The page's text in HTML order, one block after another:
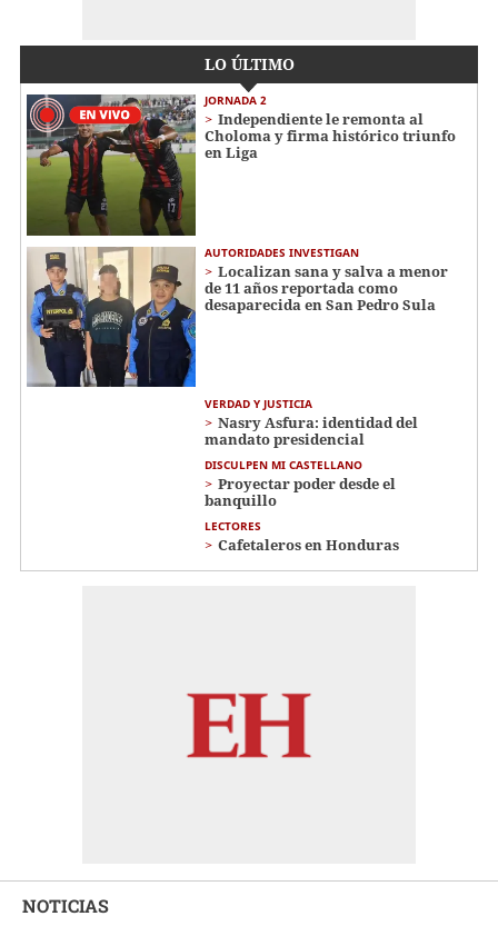
LO ÚLTIMO
JORNADA 2
Independiente le remonta al
Choloma y firma histórico triunfo
en Liga
AUTORIDADES INVESTIGAN
Localizan sana y salva a menor
de 11 años reportada como
desaparecida en San Pedro Sula
VERDAD Y JUSTICIA
Nasry Asfura: identidad del
mandato presidencial
DISCULPEN MI CASTELLANO
Proyectar poder desde el
banquillo
LECTORES
Cafetaleros en Honduras
NOTICIAS